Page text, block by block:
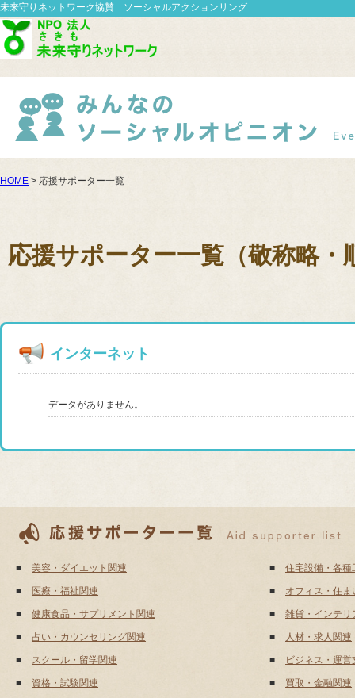
未来守りネットワーク協賛 ソーシャルアクションリング
HOME > 応援サポーター一覧
応援サポーター一覧（敬称略・
インターネット
データがありません。
美容・ダイエット関連
■
医療・福祉関連
■
健康食品・サプリメント関連
■
占い・カウンセリング関連
■
スクール・留学関連
■
資格・試験関連
■
住宅設備・各種
■
オフィス・住ま
■
雑貨・インテリ
■
人材・求人関連
■
ビジネス・運営
■
買取・金融関連
■